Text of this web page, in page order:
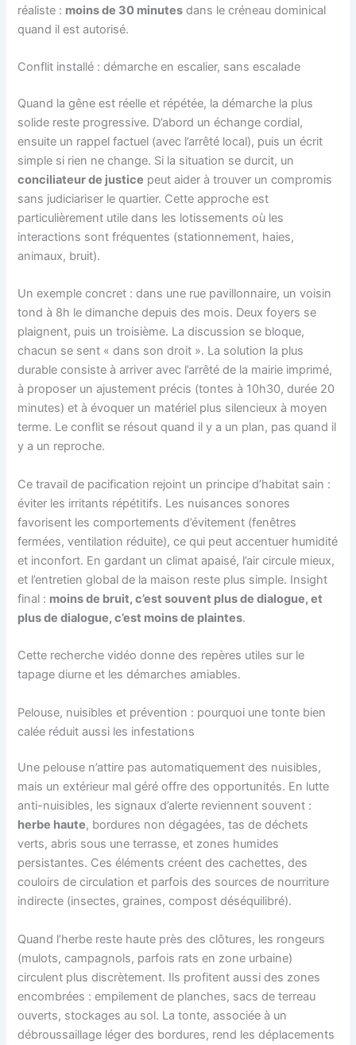
réaliste : moins de 30 minutes dans le créneau dominical
quand il est autorisé.
Conflit installé : démarche en escalier, sans escalade
Quand la gêne est réelle et répétée, la démarche la plus
solide reste progressive. D’abord un échange cordial,
ensuite un rappel factuel (avec l’arrêté local), puis un écrit
simple si rien ne change. Si la situation se durcit, un
conciliateur de justice peut aider à trouver un compromis
sans judiciariser le quartier. Cette approche est
particulièrement utile dans les lotissements où les
interactions sont fréquentes (stationnement, haies,
animaux, bruit).
Un exemple concret : dans une rue pavillonnaire, un voisin
tond à 8h le dimanche depuis des mois. Deux foyers se
plaignent, puis un troisième. La discussion se bloque,
chacun se sent « dans son droit ». La solution la plus
durable consiste à arriver avec l’arrêté de la mairie imprimé,
à proposer un ajustement précis (tontes à 10h30, durée 20
minutes) et à évoquer un matériel plus silencieux à moyen
terme. Le conflit se résout quand il y a un plan, pas quand il
y a un reproche.
Ce travail de pacification rejoint un principe d’habitat sain :
éviter les irritants répétitifs. Les nuisances sonores
favorisent les comportements d’évitement (fenêtres
fermées, ventilation réduite), ce qui peut accentuer humidité
et inconfort. En gardant un climat apaisé, l’air circule mieux,
et l’entretien global de la maison reste plus simple. Insight
final : moins de bruit, c’est souvent plus de dialogue, et
plus de dialogue, c’est moins de plaintes.
Cette recherche vidéo donne des repères utiles sur le
tapage diurne et les démarches amiables.
Pelouse, nuisibles et prévention : pourquoi une tonte bien
calée réduit aussi les infestations
Une pelouse n’attire pas automatiquement des nuisibles,
mais un extérieur mal géré offre des opportunités. En lutte
anti-nuisibles, les signaux d’alerte reviennent souvent :
herbe haute, bordures non dégagées, tas de déchets
verts, abris sous une terrasse, et zones humides
persistantes. Ces éléments créent des cachettes, des
couloirs de circulation et parfois des sources de nourriture
indirecte (insectes, graines, compost déséquilibré).
Quand l’herbe reste haute près des clôtures, les rongeurs
(mulots, campagnols, parfois rats en zone urbaine)
circulent plus discrètement. Ils profitent aussi des zones
encombrées : empilement de planches, sacs de terreau
ouverts, stockages au sol. La tonte, associée à un
débroussaillage léger des bordures, rend les déplacements